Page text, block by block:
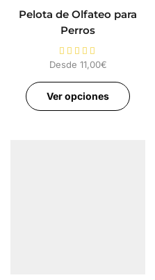
Pelota de Olfateo para
Perros
Desde 11,00€
Ver opciones